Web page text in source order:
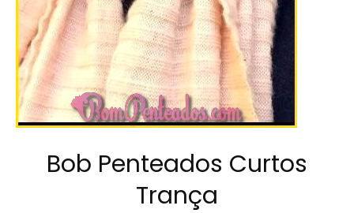
Bob Penteados Curtos
Trança